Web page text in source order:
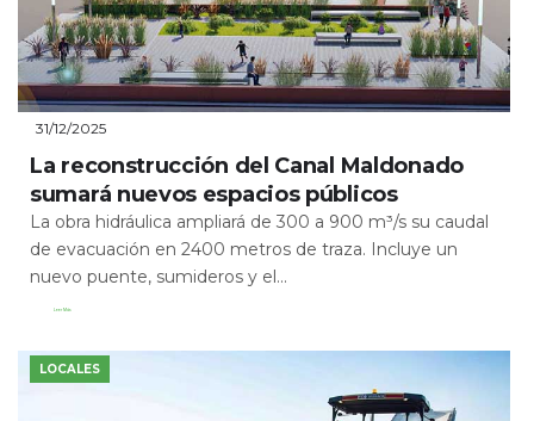
31/12/2025
La reconstrucción del Canal Maldonado
sumará nuevos espacios públicos
La obra hidráulica ampliará de 300 a 900 m³/s su caudal
de evacuación en 2400 metros de traza. Incluye un
nuevo puente, sumideros y el...
Leer Más
LOCALES